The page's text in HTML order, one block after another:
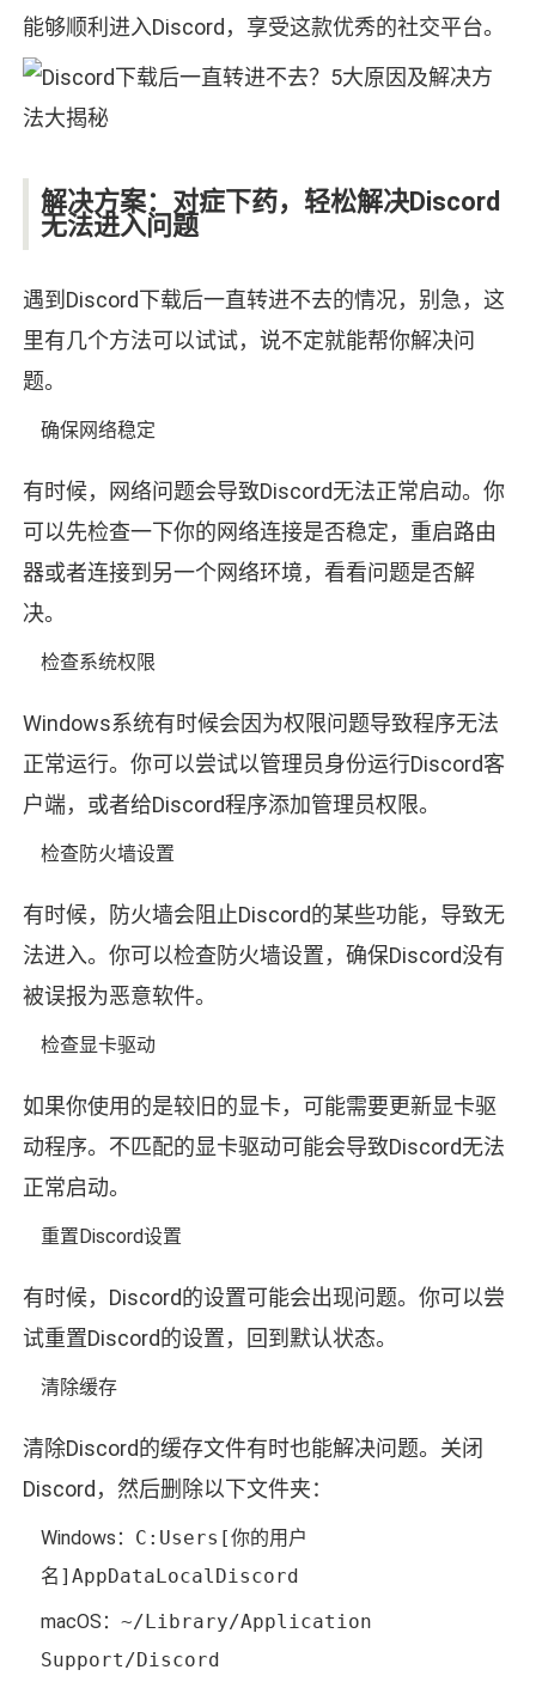
能够顺利进入Discord，享受这款优秀的社交平台。
解决方案：对症下药，轻松解决Discord
无法进入问题
遇到Discord下载后一直转进不去的情况，别急，这
里有几个方法可以试试，说不定就能帮你解决问
题。
确保网络稳定
有时候，网络问题会导致Discord无法正常启动。你
可以先检查一下你的网络连接是否稳定，重启路由
器或者连接到另一个网络环境，看看问题是否解
决。
检查系统权限
Windows系统有时候会因为权限问题导致程序无法
正常运行。你可以尝试以管理员身份运行Discord客
户端，或者给Discord程序添加管理员权限。
检查防火墙设置
有时候，防火墙会阻止Discord的某些功能，导致无
法进入。你可以检查防火墙设置，确保Discord没有
被误报为恶意软件。
检查显卡驱动
如果你使用的是较旧的显卡，可能需要更新显卡驱
动程序。不匹配的显卡驱动可能会导致Discord无法
正常启动。
重置Discord设置
有时候，Discord的设置可能会出现问题。你可以尝
试重置Discord的设置，回到默认状态。
清除缓存
清除Discord的缓存文件有时也能解决问题。关闭
Discord，然后删除以下文件夹：
Windows： C:Users[你的用户
名]AppDataLocalDiscord
macOS： ~/Library/Application
Support/Discord